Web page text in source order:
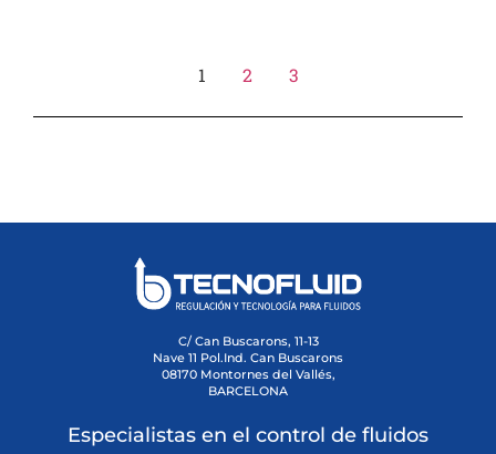
1 2 3
C/ Can Buscarons, 11-13
Nave 11 Pol.Ind. Can Buscarons
08170 Montornes del Vallés,
BARCELONA
Especialistas en el control de fluidos